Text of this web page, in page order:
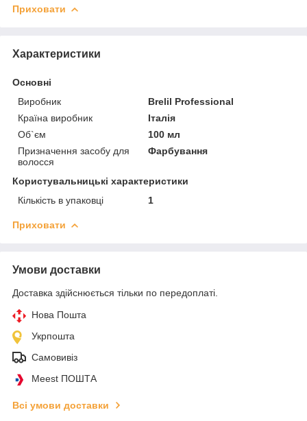
Приховати
Характеристики
Основні
Виробник
Brelil Professional
Країна виробник
Італія
Об`єм
100 мл
Призначення засобу для
волосся
Фарбування
Користувальницькі характеристики
Кількість в упаковці
1
Приховати
Умови доставки
Доставка здійснюється тільки по передоплаті.
Нова Пошта
Укрпошта
Самовивіз
Meest ПОШТА
Всі умови доставки